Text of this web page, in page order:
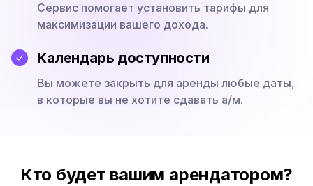
Сервис помогает установить тарифы для
максимизации вашего дохода.
Календарь доступности
Вы можете закрыть для аренды любые даты,
в которые вы не хотите сдавать а/м.
Кто будет вашим арендатором?